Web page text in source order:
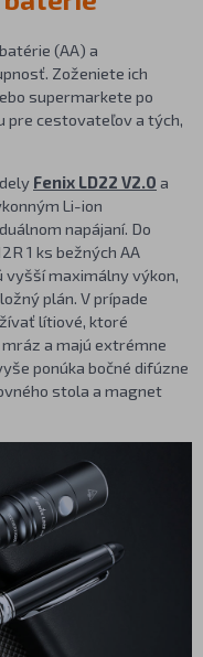
(AA) a
Zoženiete ich
supermarkete po
pre cestovateľov a tých,
Fenix LD22 V2.0 a
Li-ion
napájaní. Do
1 ks bežných AA
vyšší maximálny výkon,
plán. V prípade
lítiové, ktoré
a majú extrémne
ponúka bočné difúzne
stola a magnet